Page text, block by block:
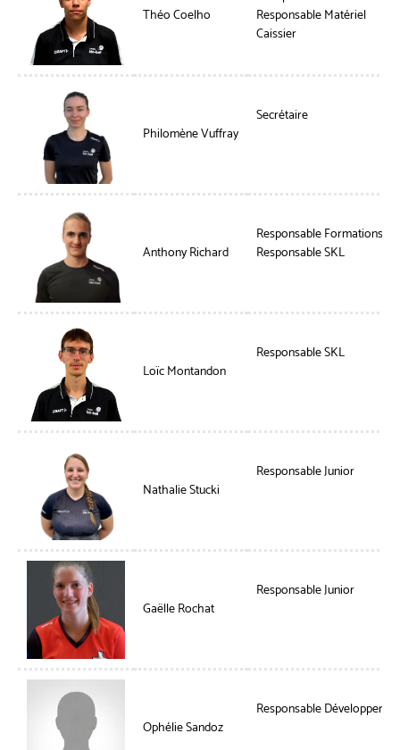
Théo Coelho
Responsable Matériel
Caissier
Philomène Vuffray
Secrétaire
Anthony Richard
Responsable Formations
Responsable SKL
Loïc Montandon
Responsable SKL
Nathalie Stucki
Responsable Junior
Gaëlle Rochat
Responsable Junior
Ophélie Sandoz
Responsable